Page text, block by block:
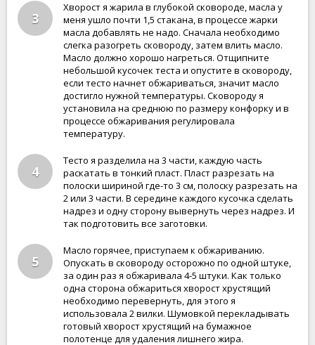
3
Хворост я жарила в глубокой сковороде, масла у
меня ушло почти 1,5 стакана, в процессе жарки
масла добавлять не надо. Сначала необходимо
слегка разогреть сковороду, затем влить масло.
Масло должно хорошо нагреться. Отщипните
небольшой кусочек теста и опустите в сковороду,
если тесто начнет обжариваться, значит масло
достигло нужной температуры. Сковороду я
установила на среднюю по размеру конфорку и в
процессе обжаривания регулировала
температуру.
4
Тесто я разделила на 3 части, каждую часть
раскатать в тонкий пласт. Пласт разрезать на
полоски шириной где-то 3 см, полоску разрезать на
2 или 3 части. В середине каждого кусочка сделать
надрез и одну сторону вывернуть через надрез. И
так подготовить все заготовки.
5
Масло горячее, приступаем к обжариванию.
Опускать в сковороду осторожно по одной штуке,
за один раз я обжаривала 4-5 штуки. Как только
одна сторона обжариться хворост хрустящий
необходимо перевернуть, для этого я
использовала 2 вилки. Шумовкой перекладывать
готовый хворост хрустящий на бумажное
полотенце для удаления лишнего жира.